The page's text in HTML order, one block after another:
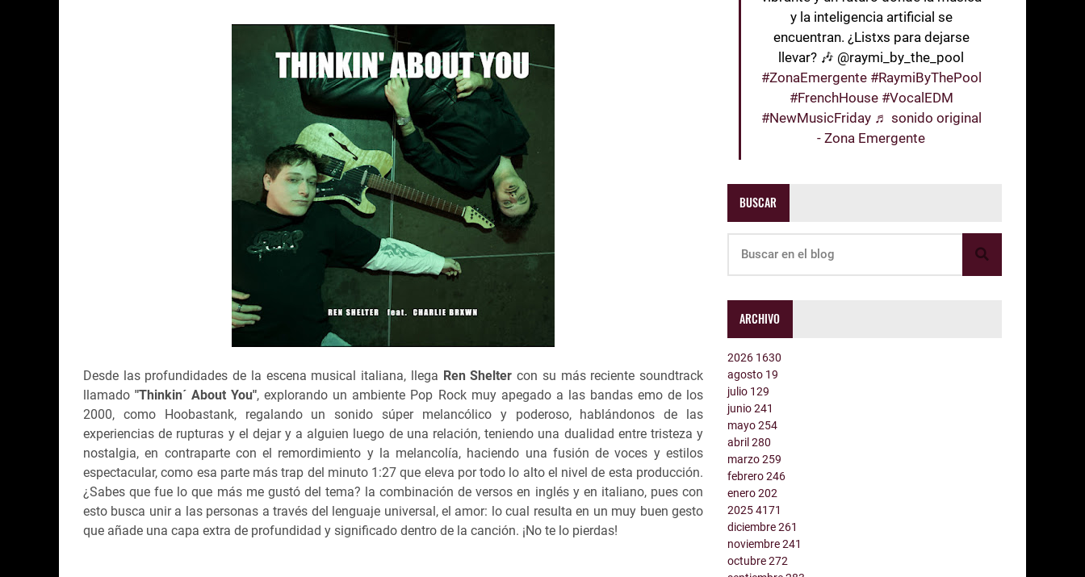
Desde las profundidades de la escena musical italiana, llega Ren Shelter con su más reciente soundtrack
llamado "Thinkin´ About You", explorando un ambiente Pop Rock muy apegado a las bandas emo de los
2000, como Hoobastank, regalando un sonido súper melancólico y poderoso, hablándonos de las
experiencias de rupturas y el dejar y a alguien luego de una relación, teniendo una dualidad entre tristeza y
nostalgia, en contraparte con el remordimiento y la melancolía, haciendo una fusión de voces y estilos
espectacular, como esa parte más trap del minuto 1:27 que eleva por todo lo alto el nivel de esta producción.
¿Sabes que fue lo que más me gustó del tema? la combinación de versos en inglés y en italiano, pues con
esto busca unir a las personas a través del lenguaje universal, el amor: lo cual resulta en un muy buen gesto
que añade una capa extra de profundidad y significado dentro de la canción. ¡No te lo pierdas!
y la inteligencia artificial se
encuentran. ¿Listxs para dejarse
llevar? 🎶 @raymi_by_the_pool
#ZonaEmergente #RaymiByThePool
#FrenchHouse #VocalEDM
#NewMusicFriday ♬ sonido original
- Zona Emergente
BUSCAR
ARCHIVO
2026 1630
agosto 19
julio 129
junio241
mayo254
abril280
marzo259
febrero246
enero202
20254171
diciembre261
noviembre241
octubre272